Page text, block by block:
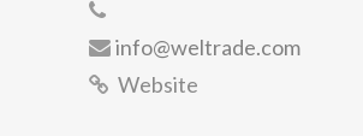
info@weltrade.com
Website